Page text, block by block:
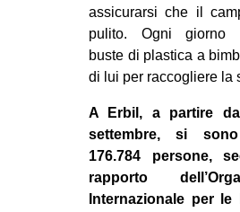
assicurarsi che il
pulito. Ogni giorno
buste di plastica a
di lui per raccogliere la
A Erbil, a partire
settembre, si
176.784 persone,
rapporto
Internazionale per le